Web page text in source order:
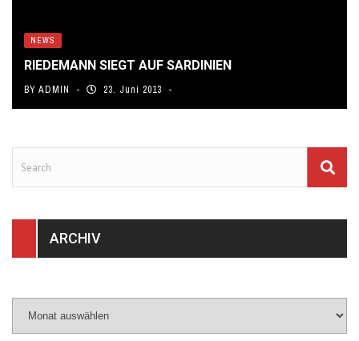
NEWS
RIEDEMANN SIEGT AUF SARDINIEN
BY ADMIN 23. Juni 2013
ARCHIV